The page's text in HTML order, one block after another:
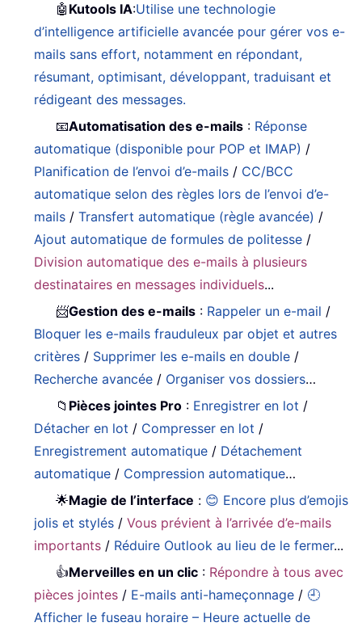
🤖 Kutools IA:Utilise une technologie
d’intelligence artificielle avancée pour gérer vos e-
mails sans effort, notamment en répondant,
résumant, optimisant, développant, traduisant et
rédigeant des messages.
📧Automatisation des e-mails : Réponse
automatique (disponible pour POP et IMAP) /
Planification de l’envoi d’e-mails / CC/BCC
automatique selon des règles lors de l’envoi d’e-
mails /Transfert automatique (règle avancée) /
Ajout automatique de formules de politesse /
Division automatique des e-mails à plusieurs
destinataires en messages individuels...
📨Gestion des e-mails : Rappeler un e-mail /
Bloquer les e-mails frauduleux par objet et autres
critères / Supprimer les e-mails en double /
Recherche avancée / Organiser vos dossiers…
📁 Pièces jointes Pro : Enregistrer en lot /
Détacher en lot / Compresser en lot /
Enregistrement automatique / Détachement
automatique / Compression automatique…
🌟Magie de l’interface : 😊 Encore plus d’emojis
jolis et stylés /Vous prévient à l’arrivée d’e-mails
importants / Réduire Outlook au lieu de le fermer...
👍Merveilles en un clic : Répondre à tous avec
pièces jointes / E-mails anti-hameçonnage / 🕘
Afficher le fuseau horaire – Heure actuelle de